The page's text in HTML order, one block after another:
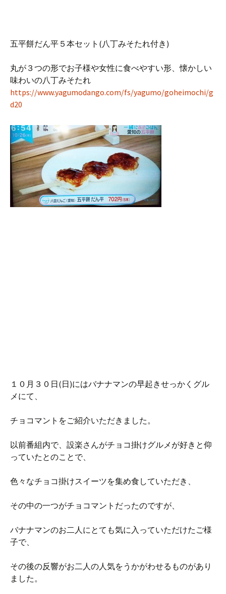
五平餅だん平５本セット(八丁みそたれ付き)
丸が３つの形でお子様や女性に食べやすい形、懐かしい
味わいの八丁みそたれ
https://www.yagumodango.com/fs/yagumo/goheimochi/g
d20
１０月３０日(日)にはバナナマンの早起きせっかくグル
メにて、
チョコマントをご紹介いただきました。
以前番組内で、設楽さんがチョコ掛けグルメが好きと仰
っていたとのことで、
色々なチョコ掛けスイーツを集め食していただき、
その中の一つがチョコマントだったのですが、
バナナマンのお二人にとても気に入っていただけたご様
子で、
その後の反響がお二人の人気をうかがわせるものがあり
ました。